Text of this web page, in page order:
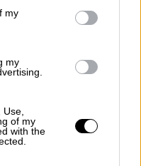
my
my
of my
with the
ανακοινώθηκε
Ντόναλντ
η
αποκατάσταση
ενέργειάς της,
θα
ξανά δράση.